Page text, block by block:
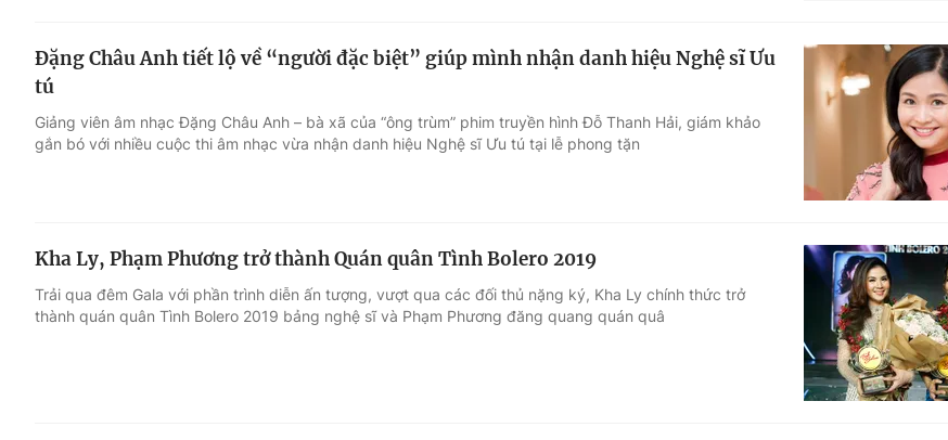
Đặng Châu Anh tiết lộ về “người đặc biệt” giúp mình nhận danh hiệu Nghệ sĩ Ưu
tú
Giảng viên âm nhạc Đặng Châu Anh – bà xã của “ông trùm” phim truyền hình Đỗ Thanh Hải, giám khảo
gắn bó với nhiều cuộc thi âm nhạc vừa nhận danh hiệu Nghệ sĩ Ưu tú tại lễ phong tặn
Kha Ly, Phạm Phương trở thành Quán quân Tình Bolero 2019
Trải qua đêm Gala với phần trình diễn ấn tượng, vượt qua các đối thủ nặng ký, Kha Ly chính thức trở
thành quán quân Tình Bolero 2019 bảng nghệ sĩ và Phạm Phương đăng quang quán quâ